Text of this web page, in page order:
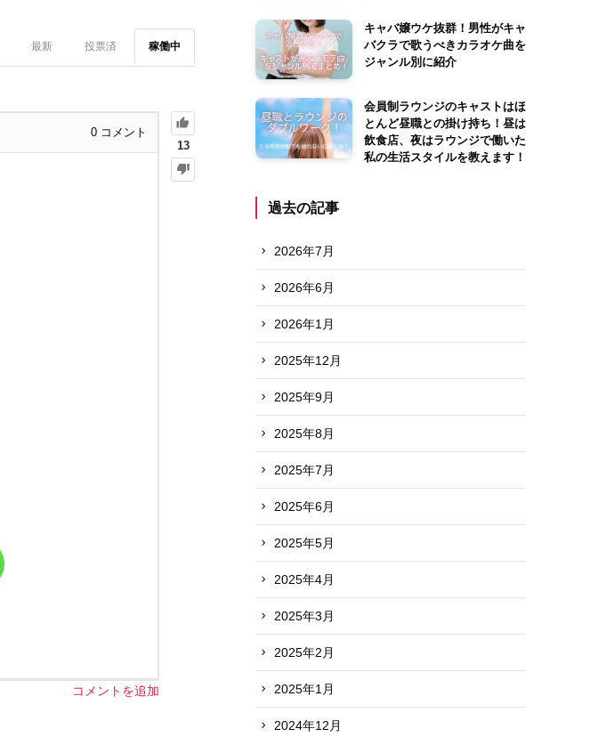
稼働中
投票済
最新
13
0 コメント
コメントを追加
キャバ嬢ウケ抜群！男性がキャ
バクラで歌うべきカラオケ曲を
ジャンル別に紹介
会員制ラウンジのキャストはほ
とんど昼職との掛け持ち！昼は
飲食店、夜はラウンジで働いた
私の生活スタイルを教えます！
過去の記事
2026年7月
2026年6月
2026年1月
2025年12月
2025年9月
2025年8月
2025年7月
2025年6月
2025年5月
2025年4月
2025年3月
2025年2月
2025年1月
2024年12月